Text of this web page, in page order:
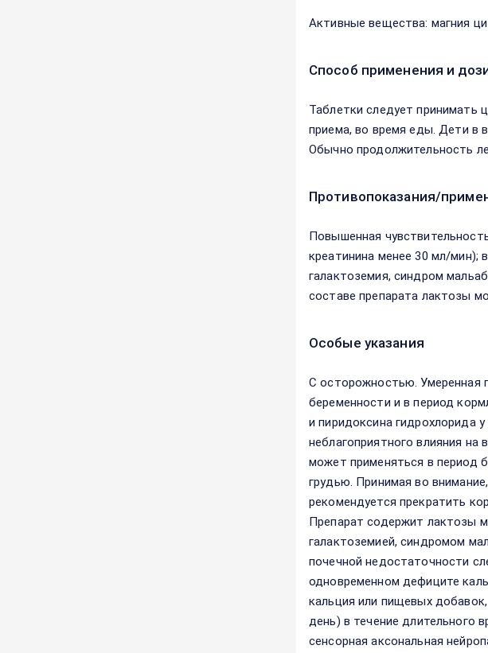
Активные вещества: магния
Способ применения и
Таблетки следует принимать
приема, во время еды. Дети в
Обычно продолжительность
Противопоказания/
Повышенная
креатинина менее 30 мл/мин);
галактоземия, синдром
составе препарата лактозы
Особые указания
С осторожностью. Умеренная
беременности и в период
и пиридоксина гидрохлорида
неблагоприятного влияния
может применяться в период
грудью. Принимая во
рекомендуется прекратить
Препарат содержит лактозы
галактоземией, синдромом
почечной недостаточности
одновременном дефиците
кальция или пищевых
день) в течение длительного
сенсорная аксональная